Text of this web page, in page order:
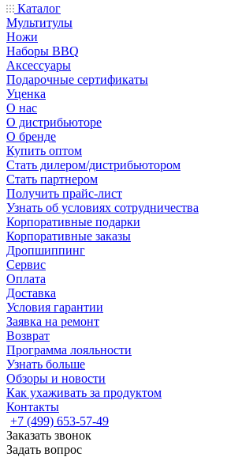
Каталог
Мультитулы
Ножи
Наборы BBQ
Аксессуары
Подарочные сертификаты
Уценка
О нас
О дистрибьюторе
О бренде
Купить оптом
Стать дилером/дистрибьютором
Стать партнером
Получить прайс-лист
Узнать об условиях сотрудничества
Корпоративные подарки
Корпоративные заказы
Дропшиппинг
Сервис
Оплата
Доставка
Условия гарантии
Заявка на ремонт
Возврат
Программа лояльности
Узнать больше
Обзоры и новости
Как ухаживать за продуктом
Контакты
+7 (499) 653-57-49
Заказать звонок
Задать вопрос